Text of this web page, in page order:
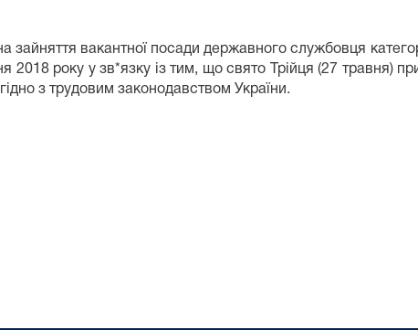
зайняття вакантної посади державного службовця
2018 року у зв*язку із тим, що свято Трійця (27 травня)
з трудовим законодавством України.